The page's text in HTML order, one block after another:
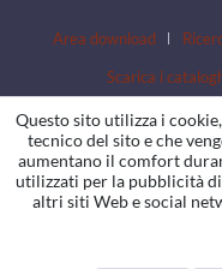
Area download
Scarica i
Questo sito utilizza i
tecnico del sito e che
aumentano il comfort
utilizzati per la pubblicità
altri siti Web e social